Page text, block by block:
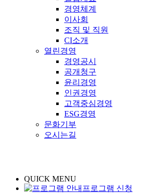
경영체계
이사회
조직 및 직원
CI소개
열린경영
경영공시
공개청구
윤리경영
인권경영
고객중심경영
ESG경영
문화기부
오시는길
QUICK MENU
프로그램 신청